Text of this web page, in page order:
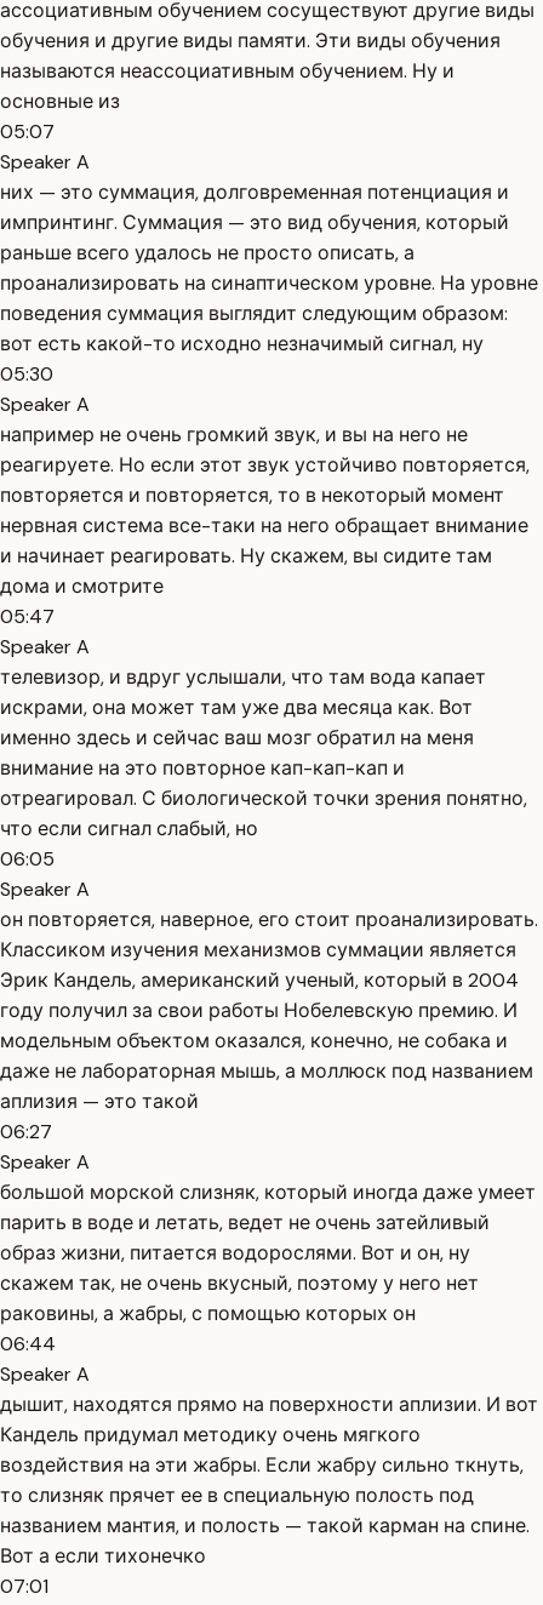
ассоциативным обучением сосуществуют другие виды
обучения и другие виды памяти. Эти виды обучения
называются неассоциативным обучением. Ну и
основные из
05:07
Speaker A
них — это суммация, долговременная потенциация и
импринтинг. Суммация — это вид обучения, который
раньше всего удалось не просто описать, а
проанализировать на синаптическом уровне. На уровне
поведения суммация выглядит следующим образом:
вот есть какой-то исходно незначимый сигнал, ну
05:30
Speaker A
например не очень громкий звук, и вы на него не
реагируете. Но если этот звук устойчиво повторяется,
повторяется и повторяется, то в некоторый момент
нервная система все-таки на него обращает внимание
и начинает реагировать. Ну скажем, вы сидите там
дома и смотрите
05:47
Speaker A
телевизор, и вдруг услышали, что там вода капает
искрами, она может там уже два месяца как. Вот
именно здесь и сейчас ваш мозг обратил на меня
внимание на это повторное кап-кап-кап и
отреагировал. С биологической точки зрения понятно,
что если сигнал слабый, но
06:05
Speaker A
он повторяется, наверное, его стоит проанализировать.
Классиком изучения механизмов суммации является
Эрик Кандель, американский ученый, который в 2004
году получил за свои работы Нобелевскую премию. И
модельным объектом оказался, конечно, не собака и
даже не лабораторная мышь, а моллюск под названием
аплизия — это такой
06:27
Speaker A
большой морской слизняк, который иногда даже умеет
парить в воде и летать, ведет не очень затейливый
образ жизни, питается водорослями. Вот и он, ну
скажем так, не очень вкусный, поэтому у него нет
раковины, а жабры, с помощью которых он
06:44
Speaker A
дышит, находятся прямо на поверхности аплизии. И вот
Кандель придумал методику очень мягкого
воздействия на эти жабры. Если жабру сильно ткнуть,
то слизняк прячет ее в специальную полость под
названием мантия, и полость — такой карман на спине.
Вот а если тихонечко
07:01